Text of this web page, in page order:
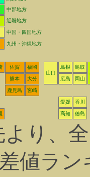
中部地方
近畿地方
中国・四国地方
九州・沖縄地方
佐賀
福岡
山口
島根
鳥取
熊本
大分 広島 岡山
鹿児島 宮崎
愛媛 香川
高知 徳島
り、
値ラ